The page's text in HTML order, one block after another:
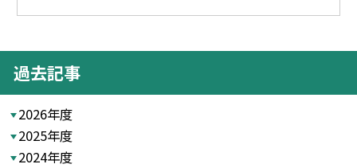
過去記事
2026年度
2025年度
2024年度